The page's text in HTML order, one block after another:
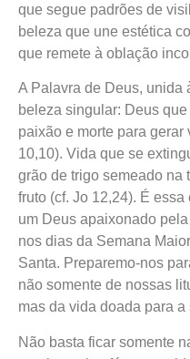
que segue padrões de
beleza que une estética
que remete à oblação
A Palavra de Deus, unida
beleza singular: Deus
paixão e morte para
10,10). Vida que se
grão de trigo semeado na
fruto (cf. Jo 12,24). É
um Deus apaixonado
nos dias da Semana
Santa. Preparemo-nos
não somente de nossas
mas da vida doada para
Não basta ficar somente